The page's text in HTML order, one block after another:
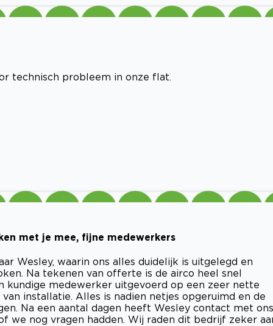
technisch probleem in onze flat.
met je mee, fijne medewerkers
Wesley, waarin ons alles duidelijk is uitgelegd en
Na tekenen van offerte is de airco heel snel
kundige medewerker uitgevoerd op een zeer nette
installatie. Alles is nadien netjes opgeruimd en de
Na een aantal dagen heeft Wesley contact met ons
we nog vragen hadden. Wij raden dit bedrijf zeker